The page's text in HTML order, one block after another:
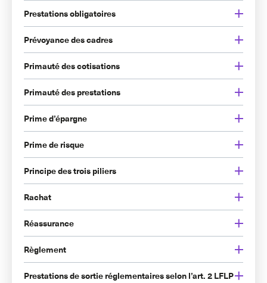
Prestations obligatoires
Prévoyance des cadres
Primauté des cotisations
Primauté des prestations
Prime d’épargne
Prime de risque
Principe des trois piliers
Rachat
Réassurance
Règlement
Prestations de sortie réglementaires selon l’art. 2 LFLP